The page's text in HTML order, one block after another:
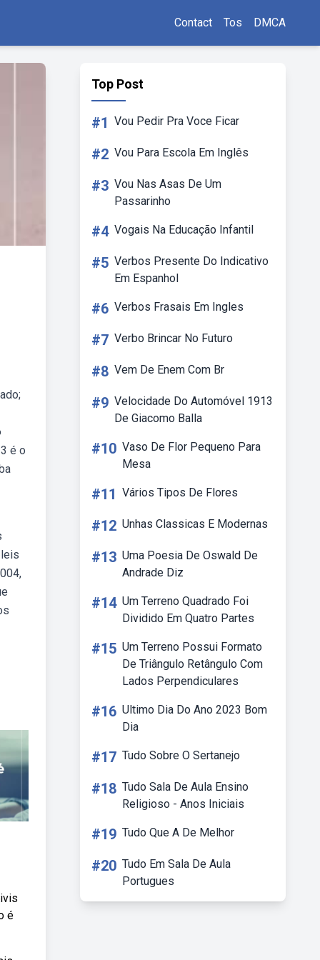
Contact Tos DMCA
é o
é
Top Post
#1 Vou Pedir Pra Voce Ficar
#2 Vou Para Escola Em Inglês
#3 Vou Nas Asas De Um
Passarinho
#4 Vogais Na Educação Infantil
#5 Verbos Presente Do Indicativo
Em Espanhol
#6 Verbos Frasais Em Ingles
#7 Verbo Brincar No Futuro
#8 Vem De Enem Com Br
#9 Velocidade Do Automóvel 1913
De Giacomo Balla
#10 Vaso De Flor Pequeno Para
Mesa
#11 Vários Tipos De Flores
#12 Unhas Classicas E Modernas
#13 Uma Poesia De Oswald De
Andrade Diz
#14 Um Terreno Quadrado Foi
Dividido Em Quatro Partes
#15 Um Terreno Possui Formato
De Triângulo Retângulo Com
Lados Perpendiculares
#16 Ultimo Dia Do Ano 2023 Bom
Dia
#17 Tudo Sobre O Sertanejo
#18 Tudo Sala De Aula Ensino
Religioso - Anos Iniciais
#19 Tudo Que A De Melhor
#20 Tudo Em Sala De Aula
Portugues